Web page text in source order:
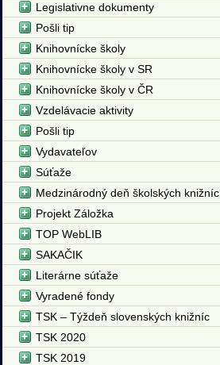
Legislativne dokumenty
Pošli tip
Knihovnícke školy
Knihovnícke školy v SR
Knihovnícke školy v ČR
Vzdelávacie aktivity
Pošli tip
Vydavateľov
Súťaže
Medzinárodný deň školských knižníc
Projekt Záložka
TOP WebLIB
SAKAČIK
Literárne súťaže
Vyradené fondy
TSK – Týždeň slovenských knižníc
TSK 2020
TSK 2019